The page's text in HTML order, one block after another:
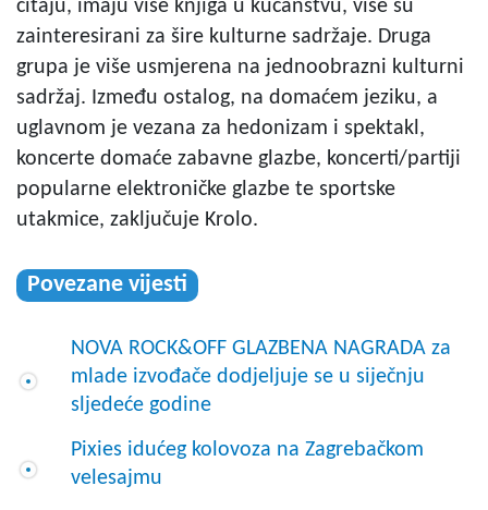
čitaju, imaju više knjiga u kućanstvu, više su
zainteresirani za šire kulturne sadržaje. Druga
grupa je više usmjerena na jednoobrazni kulturni
sadržaj. Između ostalog, na domaćem jeziku, a
uglavnom je vezana za hedonizam i spektakl,
koncerte domaće zabavne glazbe, koncerti/partiji
popularne elektroničke glazbe te sportske
utakmice, zaključuje Krolo.
Povezane vijesti
NOVA ROCK&OFF GLAZBENA NAGRADA za
mlade izvođače dodjeljuje se u siječnju
sljedeće godine
Pixies idućeg kolovoza na Zagrebačkom
velesajmu